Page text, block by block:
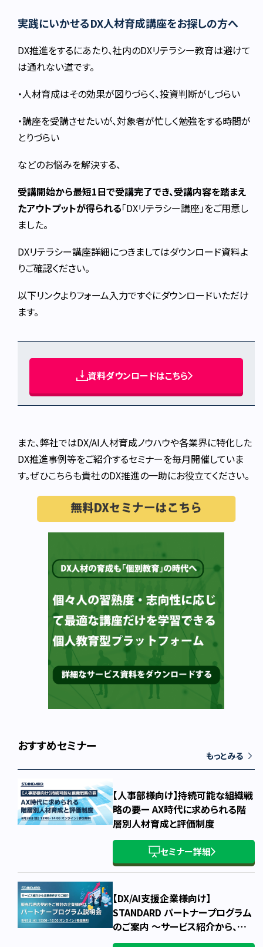
実践にいかせるDX人材育成講座をお探しの方へ
DX推進をするにあたり、社内のDXリテラシー教育は避けて
は通れない道です。
・人材育成はその効果が図りづらく、投資判断がしづらい
・講座を受講させたいが、対象者が忙しく勉強をする時間が
とりづらい
などのお悩みを解決する、
受講開始から最短1日で受講完了でき、受講内容を踏まえ
たアウトプットが得られる「DXリテラシー講座」をご用意し
ました。
DXリテラシー講座詳細につきましてはダウンロード資料よ
りご確認ください。
以下リンクよりフォーム入力ですぐにダウンロードいただけ
ます。
資料ダウンロードはこちら
また、弊社ではDX/AI人材育成ノウハウや各業界に特化した
DX推進事例等をご紹介するセミナーを毎月開催していま
す。ぜひこちらも貴社のDX推進の一助にお役立てください。
おすすめセミナー
もっとみる
【人事部様向け】持続可能な組織戦
略の要ー AX時代に求められる階
層別人材育成と評価制度
セミナー詳細
【DX/AI支援企業様向け】
STANDARD パートナープログラム
のご案内 ～サービス紹介から、概
要・主要条件・お申込み方法まで～